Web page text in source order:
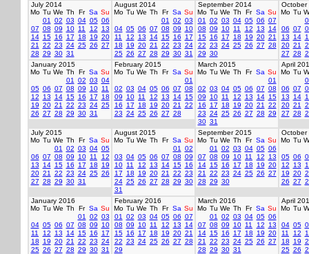
July 2014
Mo Tu We Th Fr Sa Su
01
02 03 04 05 06
07 08 09 10 11 12
13
14 15 16 17 18 19 20
21
22 23 24 25 26 27
28 29 30 31
August 2014
Mo Tu We Th Fr Sa Su
01
02 03
04 05 06 07 08 09
10
11
12 13 14 15 16
17
18
19 20 21 22 23 24
25 26 27 28 29 30 31
September 2014
Mo Tu We Th Fr Sa Su
01
02 03 04 05 06 07
08 09 10 11 12 13
14
15 16 17 18 19 20 21
22 23 24 25 26 27 28
29 30
October
Mo Tu
06 07
13
14
20 21
27 28
January 2015
Mo Tu We Th Fr Sa Su
01
02 03 04
05 06 07 08 09 10 11
12
13 14 15 16 17
18
19 20 21 22 23 24 25
26 27 28 29 30 31
February 2015
Mo Tu We Th Fr Sa Su
01
02 03 04 05 06 07 08
09
10 11 12 13 14 15
16
17 18 19 20 21
22
23 24 25 26 27 28
March 2015
Mo Tu We Th Fr Sa Su
01
02 03 04 05 06 07 08
09
10 11 12 13 14 15
16
17 18 19 20 21
22
23 24 25 26 27 28 29
30 31
April
Mo Tu
06 07
13
14
20 21
27 28
July 2015
Mo Tu We Th Fr Sa Su
01
02 03 04 05
06 07 08 09 10 11
12
13
14 15 16 17 18
19
20 21 22 23 24 25 26
27 28 29 30 31
August 2015
Mo Tu We Th Fr Sa Su
01
02
03 04 05 06 07 08 09
10 11 12 13 14 15 16
17
18 19 20 21 22 23
24 25 26 27 28 29 30
31
September 2015
Mo Tu We Th Fr Sa Su
01
02 03 04 05 06
07 08 09 10 11 12
13
14 15 16 17 18 19 20
21
22 23 24 25 26 27
28 29 30
October
Mo Tu
05 06
12
13
19 20
26 27
January 2016
Mo Tu We Th Fr Sa Su
01
02 03
04 05 06 07 08 09
10
11
12 13 14 15 16
17
18
19 20 21 22 23 24
25 26 27 28 29 30 31
February 2016
Mo Tu We Th Fr Sa Su
01
02 03 04 05 06 07
08 09 10 11 12 13
14
15 16 17 18 19 20 21
22 23 24 25 26 27 28
29
March 2016
Mo Tu We Th Fr Sa Su
01
02 03 04 05 06
07 08 09 10 11 12
13
14 15 16 17 18 19 20
21
22 23 24 25 26 27
28 29 30 31
April
Mo Tu
04 05
11
12
18
19
25 26